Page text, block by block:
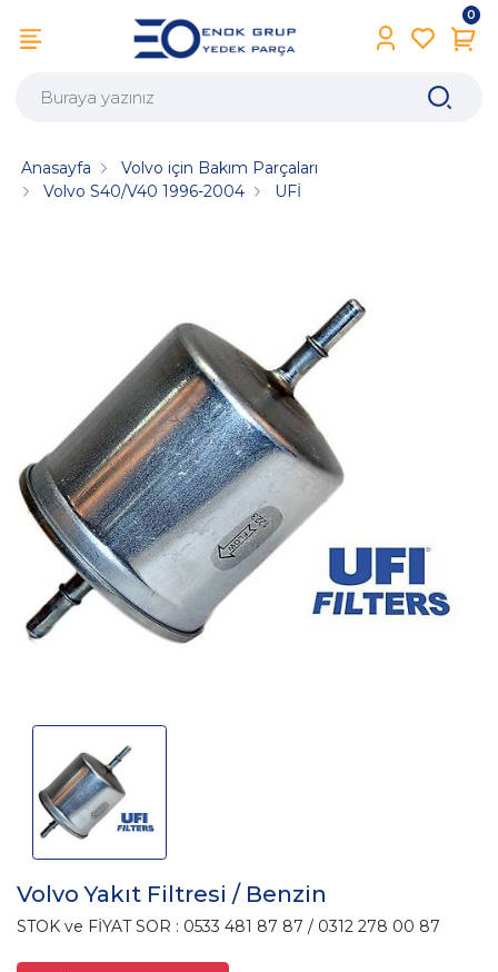
0
Anasayfa
Volvo için Bakım Parçaları
Volvo S40/V40 1996-2004
UFİ
Volvo Yakıt Filtresi / Benzin
STOK ve FİYAT SOR : 0533 481 87 87 / 0312 278 00 87